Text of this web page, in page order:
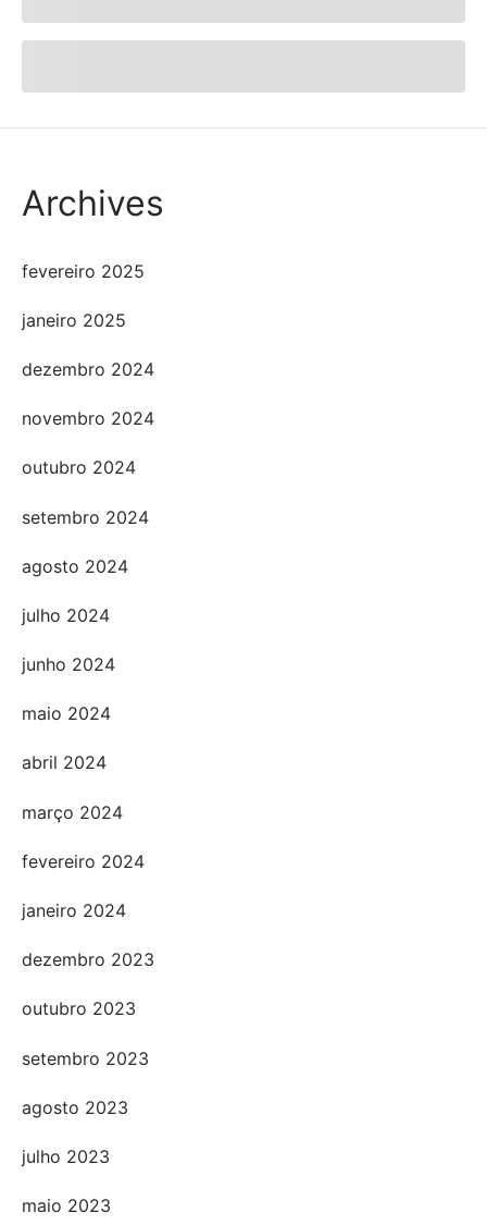
Archives
fevereiro 2025
janeiro 2025
dezembro 2024
novembro 2024
outubro 2024
setembro 2024
agosto 2024
julho 2024
junho 2024
maio 2024
abril 2024
março 2024
fevereiro 2024
janeiro 2024
dezembro 2023
outubro 2023
setembro 2023
agosto 2023
julho 2023
maio 2023